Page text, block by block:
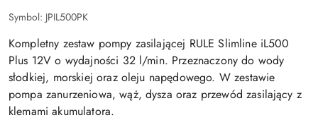
Symbol: JPIL500PK
Kompletny zestaw pompy zasilającej RULE Slimline iL500
Plus 12V o wydajności 32 l/min. Przeznaczony do wody
słodkiej, morskiej oraz oleju napędowego. W zestawie
pompa zanurzeniowa, wąż, dysza oraz przewód zasilający z
klemami akumulatora.